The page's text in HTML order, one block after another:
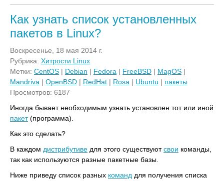
Как узнать список установленных
пакетов в Linux?
Воскресенье, 18 мая 2014 г.
Рубрика: Хитрости Linux
Метки: CentOS | Debian | Fedora | FreeBSD | MagOS |
Mandriva | OpenBSD | RedHat | Rosa | Ubuntu | пакеты
Просмотров: 6187
Иногда бывает необходимым узнать установлен тот или иной
пакет(программа).
Как это сделать?
В каждом дистрибутиве для этого существуютсвои команды,
так как используются разные пакетные базы.
Ниже приведу список разных команд для получения списка